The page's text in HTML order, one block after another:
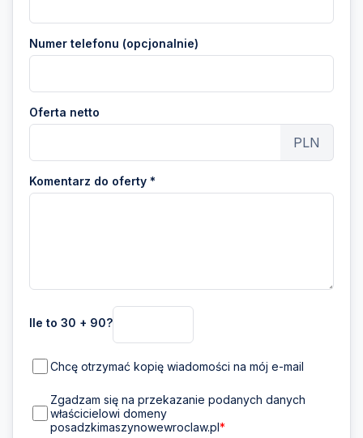
Numer telefonu (opcjonalnie)
Oferta netto
PLN
Komentarz do oferty *
Ile to 30 + 90?
Chcę otrzymać kopię wiadomości na mój e-mail
Zgadzam się na przekazanie podanych danych
właścicielowi domeny
posadzkimaszynowewroclaw.pl*